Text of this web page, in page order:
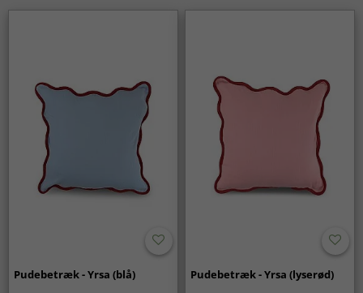
Pudebetræk - Yrsa (blå) Pudebetræk - Yrsa (lyserød)